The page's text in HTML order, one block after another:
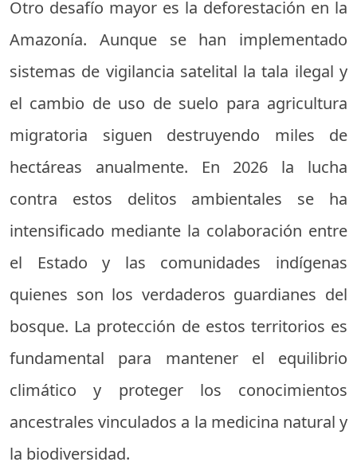
Otro desafío mayor es la deforestación en la
Amazonía. Aunque se han implementado
sistemas de vigilancia satelital la tala ilegal y
el cambio de uso de suelo para agricultura
migratoria siguen destruyendo miles de
hectáreas anualmente. En 2026 la lucha
contra estos delitos ambientales se ha
intensificado mediante la colaboración entre
el Estado y las comunidades indígenas
quienes son los verdaderos guardianes del
bosque. La protección de estos territorios es
fundamental para mantener el equilibrio
climático y proteger los conocimientos
ancestrales vinculados a la medicina natural y
la biodiversidad.